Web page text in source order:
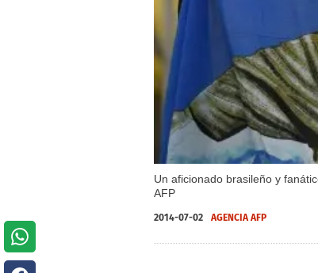
Un aficionado brasileño y
AFP
2014-07-02 AGENCIA AFP